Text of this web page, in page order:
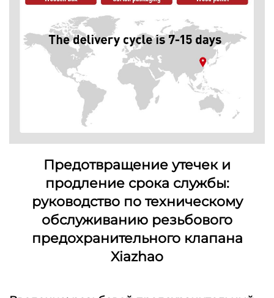
Предотвращение утечек и
продление срока службы:
руководство по техническому
обслуживанию резьбового
предохранительного клапана
Xiazhao